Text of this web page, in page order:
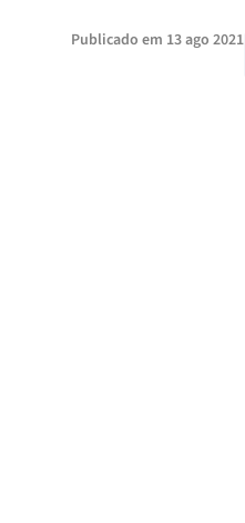
Publicado em 13 ago 2021